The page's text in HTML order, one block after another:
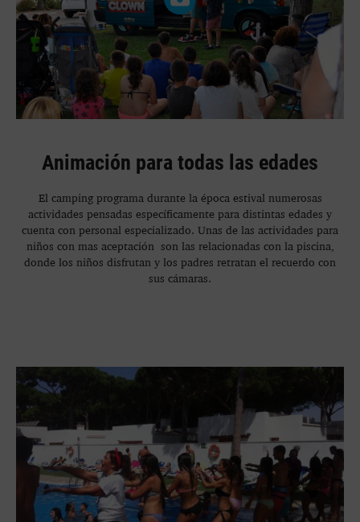
Animación para todas las edades
El camping programa durante la época estival numerosas
actividades pensadas específicamente para distintas edades y
cuenta con personal especializado. Unas de las actividades para
niños con mas aceptación son las relacionadas con la piscina,
donde los niños disfrutan y los padres retratan el recuerdo con
sus cámaras.